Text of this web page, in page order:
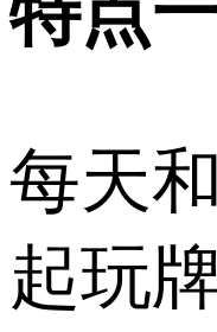
每天
起玩